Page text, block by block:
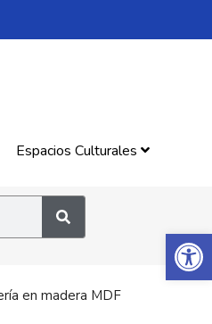
Abrir
Espacios Culturales
en madera MDF